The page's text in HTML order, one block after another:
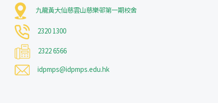
九龍黃大仙慈雲山慈樂邨第一期校舍
2320 1300
2322 6566
idpmps@idpmps.edu.hk